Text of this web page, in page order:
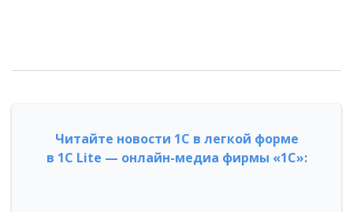
Читайте новости 1С в легкой форме
в 1С Lite — онлайн-медиа фирмы «1С»: